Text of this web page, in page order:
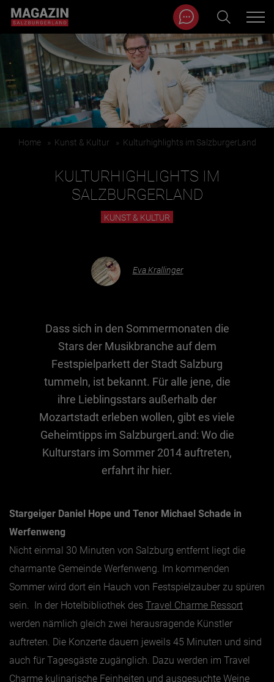
Zum Inhalt springen
BEITRÄGE IN MEINER NÄHE
Outdoor & Sport
Nachhaltigkeit
Sehenswürdig
Kunst & Kultur
Brauchtum
BEITRÄGE NACH MONAT
Februar
März
April
Mai
Magazin durchsuchen...
Home » Kunst & Kultur » Kulturhighlights im SalzburgerLand
KULTURHIGHLIGHTS IM
SALZBURGERLAND
KUNST & KULTUR
Eva Krallinger
Dass sich in den Sommermonaten die
Stars der Musikbranche auf dem
Festspielparkett der Stadt Salzburg
tummeln, ist bekannt. Für alle jene, die
ihre Lieblingsstars außerhalb der
Mozartstadt erleben wollen, gibt es viele
Geheimtipps im SalzburgerLand: Wo die
Kulturstars im Sommer 2014 auftreten,
erfahrt ihr hier.
Stargeiger Daniel Hope und Tenor Michael Schade in
Werfenweng
Nicht einmal 30 Minuten von Salzburg entfernt liegt die
charmante Gemeinde Werfenweng. Im kommenden
Sommer wird dort ein Hauch von Festspielzauber zu spüren
sein. In der Hotelbibliothek des Travel Charme Ressort
werden nämlich gleich zwei herausragende Künstler
auftreten. Die Konzerte dauern jeweils 45 Minuten und sind
auch für Tagesgäste zugänglich. Dazu werden im Travel
Charme kulinarische Feinheiten und ausgesuchte Weine